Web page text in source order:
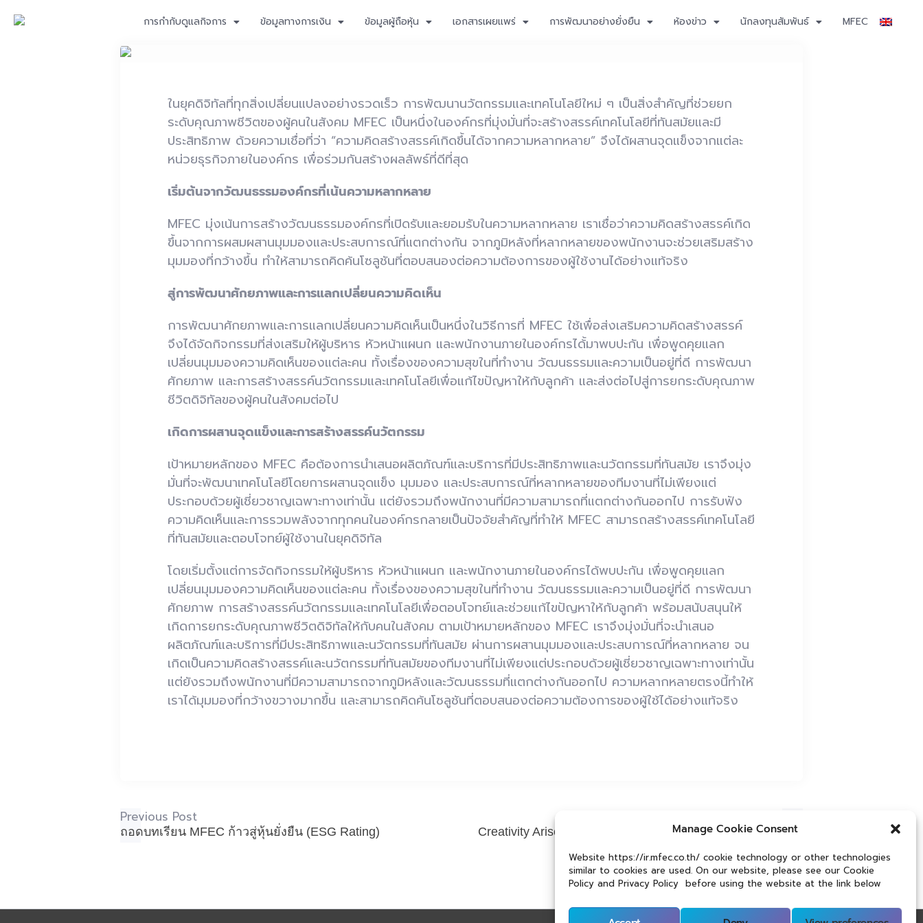
Manage Cookie Consent
Website https://ir.mfec.co.th/ cookie technology or other technologies
similar to cookies are used. On our website, please see our Cookie
Policy and Privacy Policy before using the website at the link below
การกำกับดูแลกิจการ ข้อมูลทางการเงิน ข้อมูลผู้ถือหุ้น เอกสารเผยแพร่ การพัฒนาอย่างยั่งยืน ห้องข่าว นักลงทุนสัมพันธ์ MFEC
ในยุคดิจิทัลที่ทุกสิ่งเปลี่ยนแปลงอย่างรวดเร็ว การพัฒนานวัตกรรมและเทคโนโลยีใหม่ ๆ เป็นสิ่งสำคัญที่ช่วยยก
ระดับคุณภาพชีวิตของผู้คนในสังคม MFEC เป็นหนึ่งในองค์กรที่มุ่งมั่นที่จะสร้างสรรค์เทคโนโลยีที่ทันสมัยและมี
ประสิทธิภาพ ด้วยความเชื่อที่ว่า “ความคิดสร้างสรรค์เกิดขึ้นได้จากความหลากหลาย” จึงได้ผสานจุดแข็งจากแต่ละ
หน่วยธุรกิจภายในองค์กร เพื่อร่วมกันสร้างผลลัพธ์ที่ดีที่สุด
เริ่มต้นจากวัฒนธรรมองค์กรที่เน้นความหลากหลาย
MFEC มุ่งเน้นการสร้างวัฒนธรรมองค์กรที่เปิดรับและยอมรับในความหลากหลาย เราเชื่อว่าความคิดสร้างสรรค์เกิด
ขึ้นจากการผสมผสานมุมมองและประสบการณ์ที่แตกต่างกัน จากภูมิหลังที่หลากหลายของพนักงานจะช่วยเสริมสร้าง
มุมมองที่กว้างขึ้น ทำให้สามารถคิดค้นโซลูชันที่ตอบสนองต่อความต้องการของผู้ใช้งานได้อย่างแท้จริง
สู่การพัฒนาศักยภาพและการแลกเปลี่ยนความคิดเห็น
การพัฒนาศักยภาพและการแลกเปลี่ยนความคิดเห็นเป็นหนึ่งในวิธีการที่ MFEC ใช้เพื่อส่งเสริมความคิดสร้างสรรค์
จึงได้จัดกิจกรรมที่ส่งเสริมให้ผู้บริหาร หัวหน้าแผนก และพนักงานภายในองค์กรได้้มาพบปะกัน เพื่อพูดคุยแลก
เปลี่ยนมุมมองความคิดเห็นของแต่ละคน ทั้งเรื่องของความสุขในที่ทำงาน วัฒนธรรมและความเป็นอยู่ที่ดี การพัฒนา
ศักยภาพ และการสร้างสรรค์นวัตกรรมและเทคโนโลยีเพื่อแก้ไขปัญหาให้กับลูกค้า และส่งต่อไปสู่การยกระดับคุณภาพ
ชีวิตดิจิทัลของผู้คนในสังคมต่อไป
เกิดการผสานจุดแข็งและการสร้างสรรค์นวัตกรรม
เป้าหมายหลักของ MFEC คือต้องการนำเสนอผลิตภัณฑ์และบริการที่มีประสิทธิภาพและนวัตกรรมที่ทันสมัย เราจึงมุ่ง
มั่นที่จะพัฒนาเทคโนโลยีโดยการผสานจุดแข็ง มุมมอง และประสบการณ์ที่หลากหลายของทีมงานที่ไม่เพียงแต่
ประกอบด้วยผู้เชี่ยวชาญเฉพาะทางเท่านั้น แต่ยังรวมถึงพนักงานที่มีความสามารถที่แตกต่างกันออกไป การรับฟัง
ความคิดเห็นและการรวมพลังจากทุกคนในองค์กรกลายเป็นปัจจัยสำคัญที่ทำให้ MFEC สามารถสร้างสรรค์เทคโนโลยี
ที่ทันสมัยและตอบโจทย์ผู้ใช้งานในยุคดิจิทัล
โดยเริ่มตั้งแต่การจัดกิจกรรมให้ผู้บริหาร หัวหน้าแผนก และพนักงานภายในองค์กรได้พบปะกัน เพื่อพูดคุยแลก
เปลี่ยนมุมมองความคิดเห็นของแต่ละคน ทั้งเรื่องของความสุขในที่ทำงาน วัฒนธรรมและความเป็นอยู่ที่ดี การพัฒนา
ศักยภาพ การสร้างสรรค์นวัตกรรมและเทคโนโลยีเพื่อตอบโจทย์และช่วยแก้ไขปัญหาให้กับลูกค้า พร้อมสนับสนุนให้
เกิดการยกระดับคุณภาพชีวิตดิจิทัลให้กับคนในสังคม ตามเป้าหมายหลักของ MFEC เราจึงมุ่งมั่นที่จะนำเสนอ
ผลิตภัณฑ์และบริการที่มีประสิทธิภาพและนวัตกรรมที่ทันสมัย ผ่านการผสานมุมมองและประสบการณ์ที่หลากหลาย จน
เกิดเป็นความคิดสร้างสรรค์และนวัตกรรมที่ทันสมัยของทีมงานที่ไม่เพียงแต่ประกอบด้วยผู้เชี่ยวชาญเฉพาะทางเท่านั้น
แต่ยังรวมถึงพนักงานที่มีความสามารถจากภูมิหลังและวัฒนธรรมที่แตกต่างกันออกไป ความหลากหลายตรงนี้ทำให้
เราได้มุมมองที่กว้างขวางมากขึ้น และสามารถคิดค้นโซลูชันที่ตอบสนองต่อความต้องการของผู้ใช้ได้อย่างแท้จริง
ถอดบทเรียน MFEC ก้าวสู่หุ้นยั่งยืน (ESG Rating)
Previous Post
Creativity Arises from Diversity: MFEC Combines Strengths
to Enhance Digital Lives through Technology